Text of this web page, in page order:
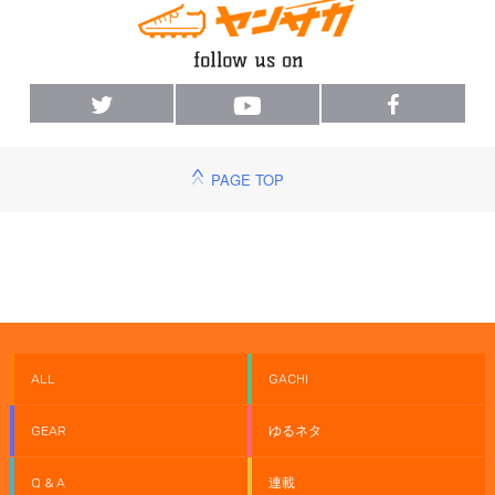
PAGE TOP
ALL GACHI
GEAR ゆるネタ
Q & A 連載